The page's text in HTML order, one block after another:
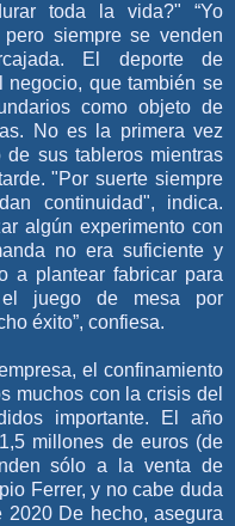
toda la vida?" “Yo
siempre se venden
El deporte de
negocio, que también se
como objeto de
No es la primera vez
sus tableros mientras
"Por suerte siempre
continuidad", indica.
algún experimento con
no era suficiente y
a plantear fabricar para
juego de mesa por
éxito”, confiesa.
el confinamiento
muchos con la crisis del
importante. El año
millones de euros (de
sólo a la venta de
Ferrer, y no cabe duda
2020 De hecho, asegura